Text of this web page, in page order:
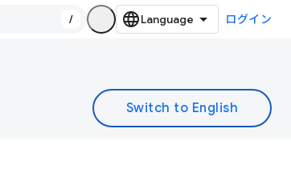
/
ログイン